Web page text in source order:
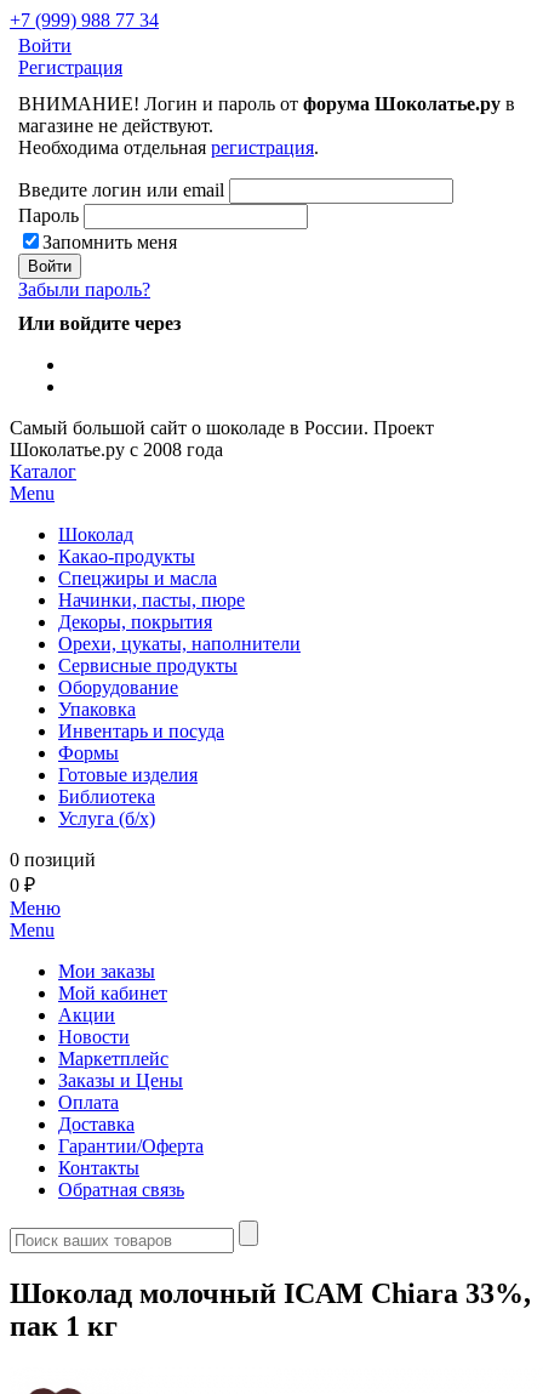
+7 (999) 988 77 34
Войти
Регистрация
ВНИМАНИЕ! Логин и пароль от форума Шоколатье.ру в
магазине не действуют.
Необходима отдельная регистрация.
Введите логин или email
Пароль
Запомнить меня
Забыли пароль?
Или войдите через
Самый большой сайт о шоколаде в России. Проект
Шоколатье.ру с 2008 года
Каталог
Menu
Шоколад
Какао-продукты
Спецжиры и масла
Начинки, пасты, пюре
Декоры, покрытия
Орехи, цукаты, наполнители
Сервисные продукты
Оборудование
Упаковка
Инвентарь и посуда
Формы
Готовые изделия
Библиотека
Услуга (б/х)
0 позиций
0 ₽
Меню
Menu
Мои заказы
Мой кабинет
Акции
Новости
Маркетплейс
Заказы и Цены
Оплата
Доставка
Гарантии/Оферта
Контакты
Обратная связь
Шоколад молочный ICAM Chiara 33%,
пак 1 кг